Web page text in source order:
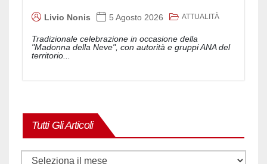
Livio Nonis 5 Agosto 2026 ATTUALITÀ
Tradizionale celebrazione in occasione della
"Madonna della Neve", con autorità e gruppi ANA del
territorio...
Tutti Gli Articoli
Tutti